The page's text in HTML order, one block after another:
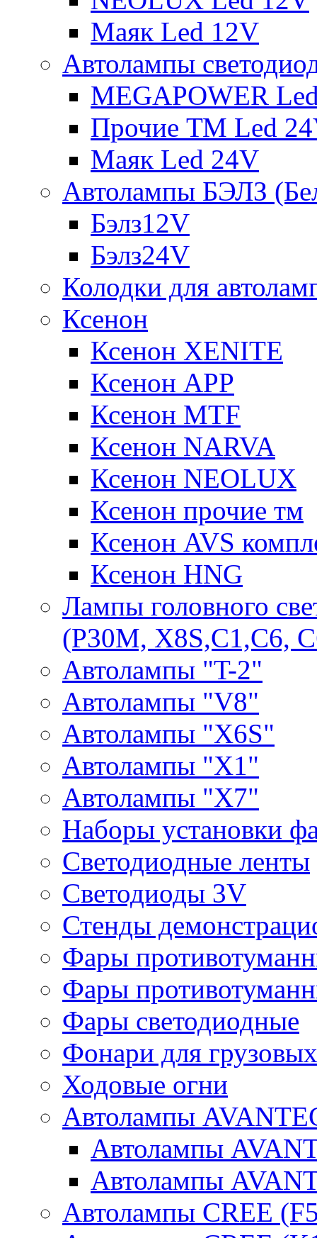
Маяк Led 12V
Автолампы
MEGAPOWER
Прочие ТМ Led
Маяк Led 24V
Автолампы БЭЛЗ
Бэлз12V
Бэлз24V
Колодки для
Ксенон
Ксенон XENITE
Ксенон APP
Ксенон MTF
Ксенон NARVA
Ксенон NEOLUX
Ксенон прочие тм
Ксенон AVS
Ксенон HNG
Лампы головного
(P30M, X8S,С1,С6,
Автолампы "T-2"
Автолампы "V8"
Автолампы "X6S"
Автолампы "Х1"
Автолампы "Х7"
Наборы установки
Светодиодные ленты
Светодиоды 3V
Стенды
Фары
Фары
Фары светодиодные
Фонари для
Ходовые огни
Автолампы
Автолампы
Автолампы
Автолампы CREE